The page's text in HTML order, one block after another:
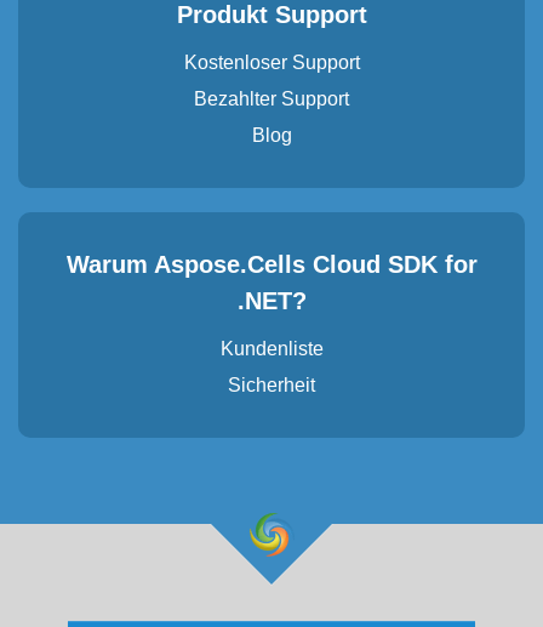
Produkt Support
Kostenloser Support
Bezahlter Support
Blog
Warum Aspose.Cells Cloud SDK for
.NET?
Kundenliste
Sicherheit